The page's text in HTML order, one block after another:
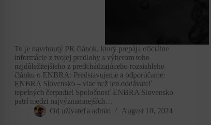
Tu je navrhnutý PR článok, ktorý prepája oficiálne
informácie z tvojej predlohy s výberom toho
najdôležitejšieho z predchádzajúceho rozsiahleho
článku o ENBRA: Predstavujeme a odporúčame:
ENBRA Slovensko – viac než len dodávateľ
tepelných čerpadiel Spoločnosť ENBRA Slovensko
patrí medzi najvýznamnejších…
Od užívateľa admin August 10, 2024